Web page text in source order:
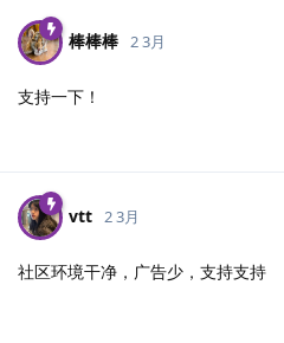
棒棒棒 2 3月
支持一下！
vtt 2 3月
社区环境干净，广告少，支持支持